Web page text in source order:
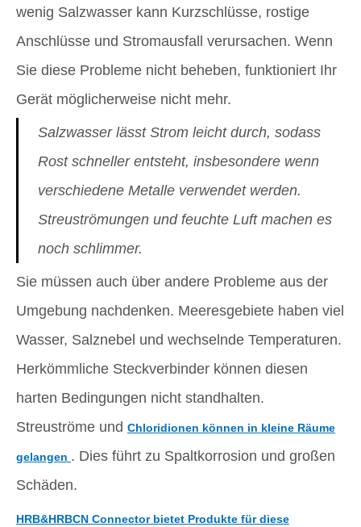
wenig Salzwasser kann Kurzschlüsse, rostige
Anschlüsse und Stromausfall verursachen. Wenn
Sie diese Probleme nicht beheben, funktioniert Ihr
Gerät möglicherweise nicht mehr.
Salzwasser lässt Strom leicht durch, sodass
Rost schneller entsteht, insbesondere wenn
verschiedene Metalle verwendet werden.
Streuströmungen und feuchte Luft machen es
noch schlimmer.
Sie müssen auch über andere Probleme aus der
Umgebung nachdenken. Meeresgebiete haben viel
Wasser, Salznebel und wechselnde Temperaturen.
Herkömmliche Steckverbinder können diesen
harten Bedingungen nicht standhalten.
Streuströme und Chloridionen können in kleine Räume
gelangen . Dies führt zu Spaltkorrosion und großen
Schäden.
HRB&HRBCN Connector bietet Produkte für diese